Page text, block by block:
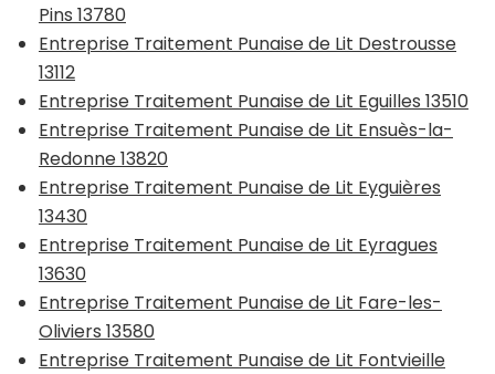
Pins 13780
Entreprise Traitement Punaise de Lit Destrousse
13112
Entreprise Traitement Punaise de Lit Eguilles 13510
Entreprise Traitement Punaise de Lit Ensuès-la-
Redonne 13820
Entreprise Traitement Punaise de Lit Eyguières
13430
Entreprise Traitement Punaise de Lit Eyragues
13630
Entreprise Traitement Punaise de Lit Fare-les-
Oliviers 13580
Entreprise Traitement Punaise de Lit Fontvieille